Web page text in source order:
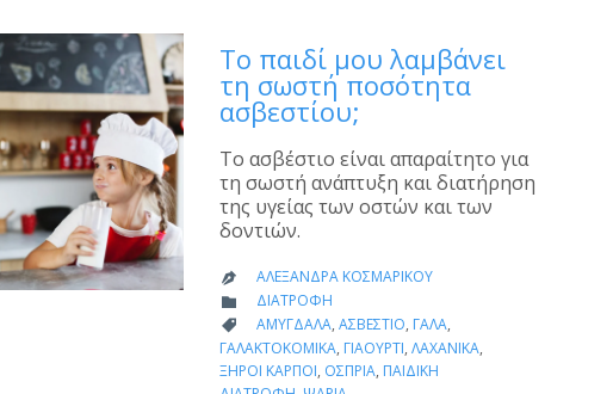
Το παιδί μου λαμβάνει
τη σωστή ποσότητα
ασβεστίου;
Το ασβέστιο είναι απαραίτητο για
τη σωστή ανάπτυξη και διατήρηση
της υγείας των οστών και των
δοντιών.
 ΑΛΕΞΆΝΔΡΑ ΚΟΣΜΑΡΊΚΟΥ
 CATEGORY
ΔΙΑΤΡΟΦΉ
 CATEGORY
ΑΜΎΓΔΑΛΑ, ΑΣΒΈΣΤΙΟ, ΓΆΛΑ,
ΓΑΛΑΚΤΟΚΟΜΙΚΆ, ΓΙΑΟΎΡΤΙ, ΛΑΧΑΝΙΚΆ,
ΞΗΡΟΊ ΚΑΡΠΟΊ, ΌΣΠΡΙΑ, ΠΑΙΔΙΚΉ